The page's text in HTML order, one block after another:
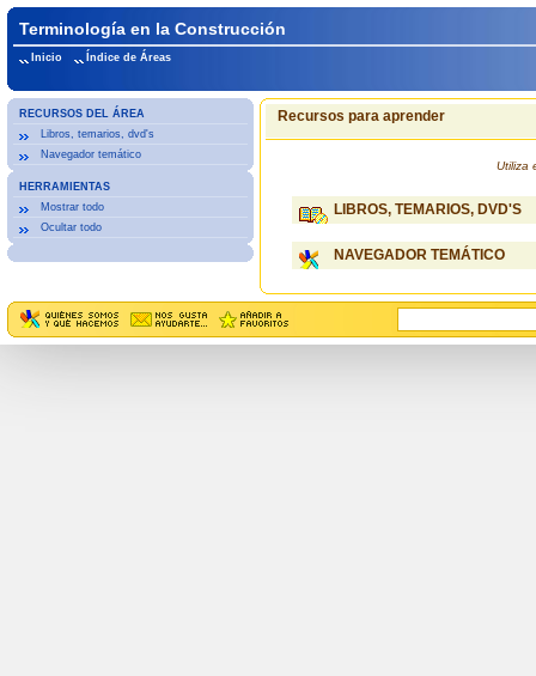
Terminología en la Construcción
Inicio Índice de Áreas
RECURSOS DEL ÁREA
Libros, temarios, dvd's
Navegador temático
HERRAMIENTAS
Mostrar todo
Ocultar todo
Recursos para aprender
Utiliza
LIBROS, TEMARIOS, DVD'S
NAVEGADOR TEMÁTICO